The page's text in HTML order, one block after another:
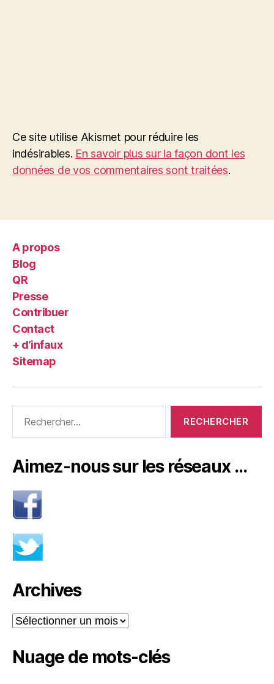
Ce site utilise Akismet pour réduire les
indésirables. En savoir plus sur la façon dont les
données de vos commentaires sont traitées.
A propos
Blog
QR
Presse
Contribuer
Contact
+ d’infaux
Sitemap
Aimez-nous sur les réseaux …
Archives
Archives
Nuage de mots-clés